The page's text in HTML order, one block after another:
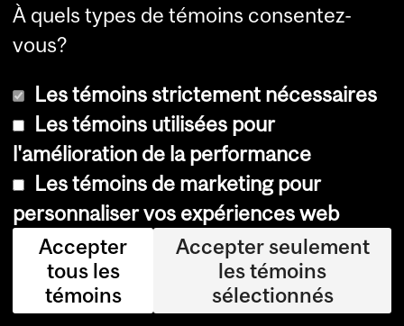
e
r
o
À quels types de témoins consentez-
vous?
Les témoins strictement nécessaires
Les témoins utilisées pour
l'amélioration de la performance
Les témoins de marketing pour
personnaliser vos expériences web
Accepter
tous les
témoins
Accepter seulement
les témoins
sélectionnés